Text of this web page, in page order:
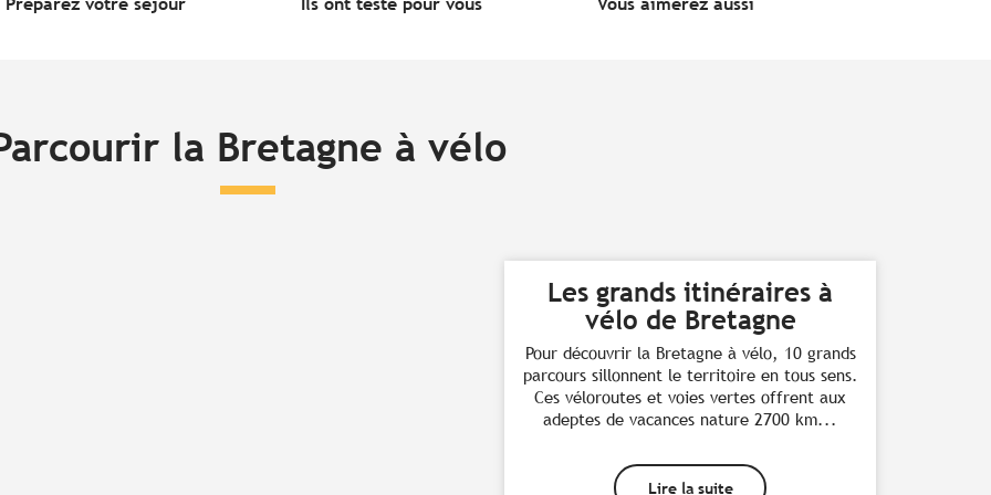
Préparez votre séjour Ils ont testé pour vous Vous aimerez aussi
la Bretagne à vélo
Les grands itinéraires à
vélo de Bretagne
Pour découvrir la Bretagne à vélo, 10 grands
parcours sillonnent le territoire en tous sens.
Ces véloroutes et voies vertes offrent aux
adeptes de vacances nature 2700 km...
Lire la suite